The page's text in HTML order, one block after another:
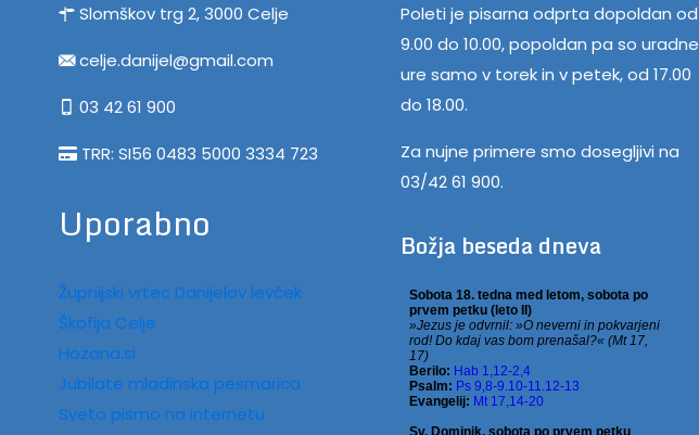
Slomškov trg 2, 3000 Celje
celje.danijel@gmail.com
03 42 61 900
TRR: SI56 0483 5000 3334 723
Uporabno
Župnijski vrtec Danijelov levček
Škofija Celje
Hozana.si
Jubilate mladinska pesmarica
Sveto pismo na internetu
Poleti je pisarna odprta dopoldan od
9.00 do 10.00, popoldan pa so uradne
ure samo v torek in v petek, od 17.00
do 18.00.
Za nujne primere smo dosegljivi na
03/42 61 900.
Božja beseda dneva